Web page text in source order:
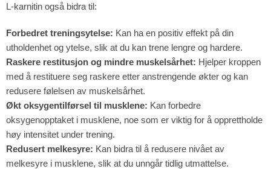
L-karnitin også bidra til:
Forbedret treningsytelse: Kan ha en positiv effekt på din
utholdenhet og ytelse, slik at du kan trene lengre og hardere.
Raskere restitusjon og mindre muskelsårhet: Hjelper kroppen
med å restituere seg raskere etter anstrengende økter og kan
redusere følelsen av muskelsårhet.
Økt oksygentilførsel til musklene: Kan forbedre
oksygenopptaket i musklene, noe som er viktig for å opprettholde
høy intensitet under trening.
Redusert melkesyre: Kan bidra til å redusere nivået av
melkesyre i musklene, slik at du unngår tidlig utmattelse.